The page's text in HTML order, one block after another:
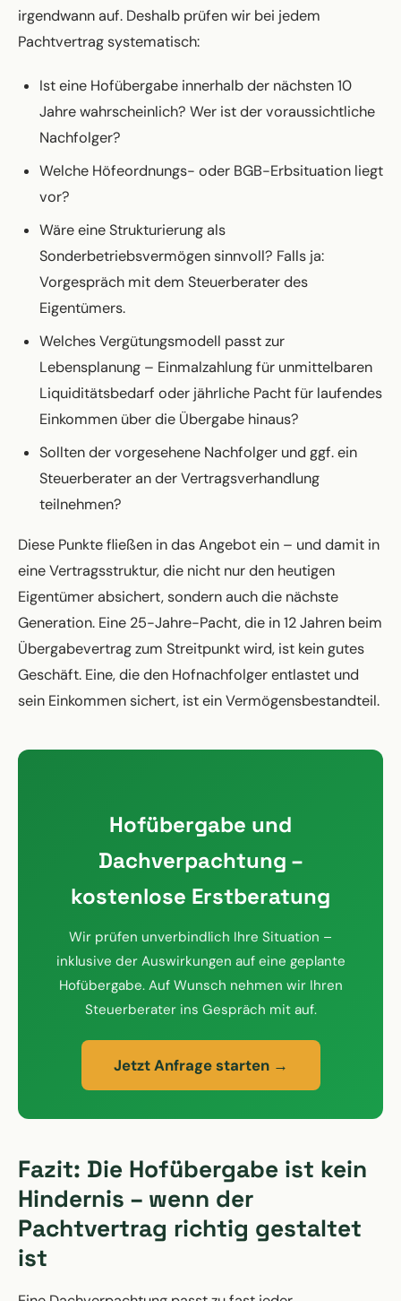
irgendwann auf. Deshalb prüfen wir bei jedem
Pachtvertrag systematisch:
Ist eine Hofübergabe innerhalb der nächsten 10
Jahre wahrscheinlich? Wer ist der voraussichtliche
Nachfolger?
Welche Höfeordnungs- oder BGB-Erbsituation liegt
vor?
Wäre eine Strukturierung als
Sonderbetriebsvermögen sinnvoll? Falls ja:
Vorgespräch mit dem Steuerberater des
Eigentümers.
Welches Vergütungsmodell passt zur
Lebensplanung – Einmalzahlung für unmittelbaren
Liquiditätsbedarf oder jährliche Pacht für laufendes
Einkommen über die Übergabe hinaus?
Sollten der vorgesehene Nachfolger und ggf. ein
Steuerberater an der Vertragsverhandlung
teilnehmen?
Diese Punkte fließen in das Angebot ein – und damit in
eine Vertragsstruktur, die nicht nur den heutigen
Eigentümer absichert, sondern auch die nächste
Generation. Eine 25-Jahre-Pacht, die in 12 Jahren beim
Übergabevertrag zum Streitpunkt wird, ist kein gutes
Geschäft. Eine, die den Hofnachfolger entlastet und
sein Einkommen sichert, ist ein Vermögensbestandteil.
Hofübergabe und
Dachverpachtung –
kostenlose Erstberatung
Wir prüfen unverbindlich Ihre Situation –
inklusive der Auswirkungen auf eine geplante
Hofübergabe. Auf Wunsch nehmen wir Ihren
Steuerberater ins Gespräch mit auf.
Jetzt Anfrage starten →
Fazit: Die Hofübergabe ist kein
Hindernis – wenn der
Pachtvertrag richtig gestaltet
ist